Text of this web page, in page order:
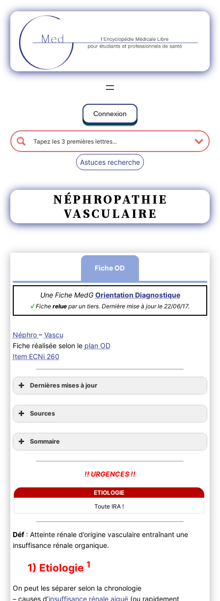
Connexion
Astuces recherche
NÉPHROPATHIE
VASCULAIRE
Fiche OD
Une Fiche MedG Orientation Diagnostique
√ Fiche relue par un tiers. Dernière mise à jour le 22/06/17.
Néphro – Vascu
Fiche réalisée selon le plan OD
Item ECNi 260
Dernières mises à jour
Sources
Sommaire
!! URGENCES !!
ETIOLOGIE
Toute IRA !
Déf: Atteinte rénale d’origine vasculaire entraînant une
insuffisance rénale organique.
1) Etiologie 1
On peut les séparer selon la chronologie
– causes d’insuffisance rénale aiguë(ou rapidement